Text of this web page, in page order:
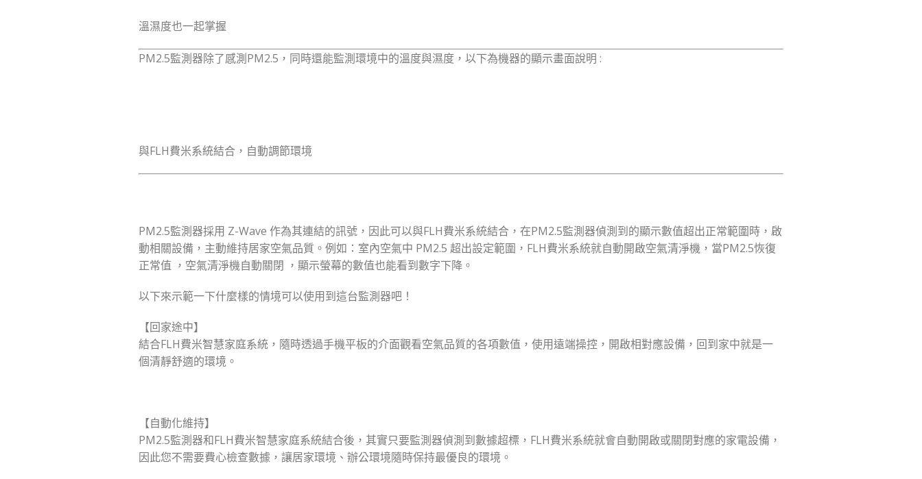
溫濕度也一起掌握
PM2.5監測器除了感測PM2.5，同時還能監測環境中的溫度與濕度，以下為機器的顯示畫面說明 :
與FLH費米系統結合，自動調節環境
PM2.5監測器採用 Z-Wave 作為其連結的訊號，因此可以與FLH費米系統結合，在PM2.5監測器偵測到的顯示數值超出正常範圍時，啟
動相關設備，主動維持居家空氣品質。例如：室內空氣中 PM2.5 超出設定範圍，FLH費米系統就自動開啟空氣清淨機，當PM2.5恢復
正常值 ，空氣清淨機自動關閉 ，顯示螢幕的數值也能看到數字下降。
以下來示範一下什麼樣的情境可以使用到這台監測器吧！
【回家途中】
結合FLH費米智慧家庭系統，隨時透過手機平板的介面觀看空氣品質的各項數值，使用遠端操控，開啟相對應設備，回到家中就是一
個清靜舒適的環境。
【自動化維持】
PM2.5監測器和FLH費米智慧家庭系統結合後，其實只要監測器偵測到數據超標，FLH費米系統就會自動開啟或關閉對應的家電設備，
因此您不需要費心檢查數據，讓居家環境、辦公環境隨時保持最優良的環境。